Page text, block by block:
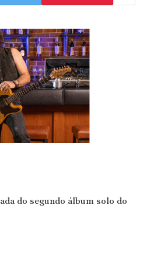
do segundo álbum solo do